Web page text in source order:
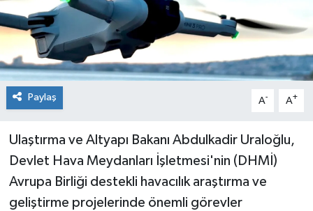
Paylaş A- A+
Ulaştırma ve Altyapı Bakanı Abdulkadir Uraloğlu,
Devlet Hava Meydanları İşletmesi'nin (DHMİ)
Avrupa Birliği destekli havacılık araştırma ve
geliştirme projelerinde önemli görevler